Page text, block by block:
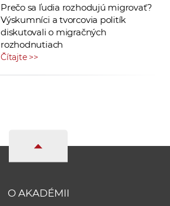
Prečo sa ľudia rozhodujú migrovať?
Výskumníci a tvorcovia politík
diskutovali o migračných
rozhodnutiach
Čítajte >>
O AKADÉMII